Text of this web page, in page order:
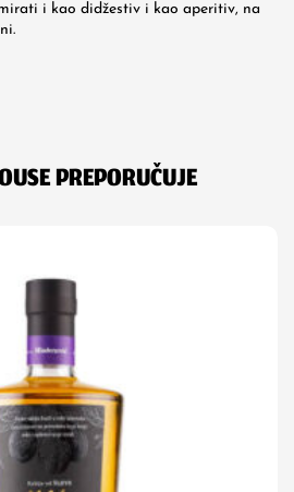
i kao didžestiv i kao aperitiv, na
PREPORUČUJE